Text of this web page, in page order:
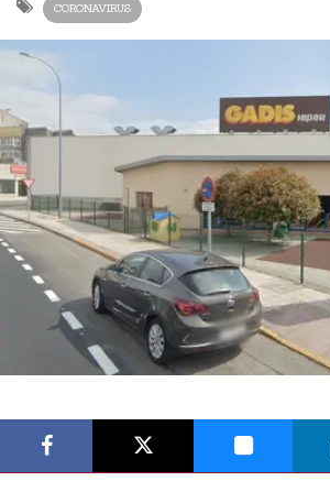
CORONAVIRUS